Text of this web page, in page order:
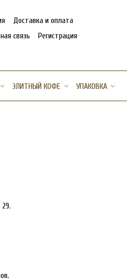
Доставка и оплата
связь
Регистрация
ЭЛИТНЫЙ КОФЕ УПАКОВКА